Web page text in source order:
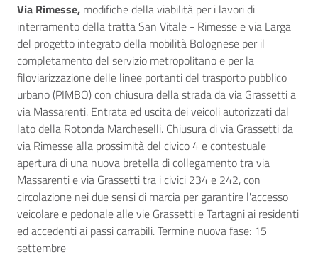
Via Rimesse, modifiche della viabilità per i lavori di
interramento della tratta San Vitale - Rimesse e via Larga
del progetto integrato della mobilità Bolognese per il
completamento del servizio metropolitano e per la
filoviarizzazione delle linee portanti del trasporto pubblico
urbano (PIMBO) con chiusura della strada da via Grassetti a
via Massarenti. Entrata ed uscita dei veicoli autorizzati dal
lato della Rotonda Marcheselli. Chiusura di via Grassetti da
via Rimesse alla prossimità del civico 4 e contestuale
apertura di una nuova bretella di collegamento tra via
Massarenti e via Grassetti tra i civici 234 e 242, con
circolazione nei due sensi di marcia per garantire l'accesso
veicolare e pedonale alle vie Grassetti e Tartagni ai residenti
ed accedenti ai passi carrabili. Termine nuova fase: 15
settembre